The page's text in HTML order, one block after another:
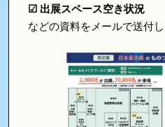
☑ 出展スペース空き状況
などの資料をメールで送付し